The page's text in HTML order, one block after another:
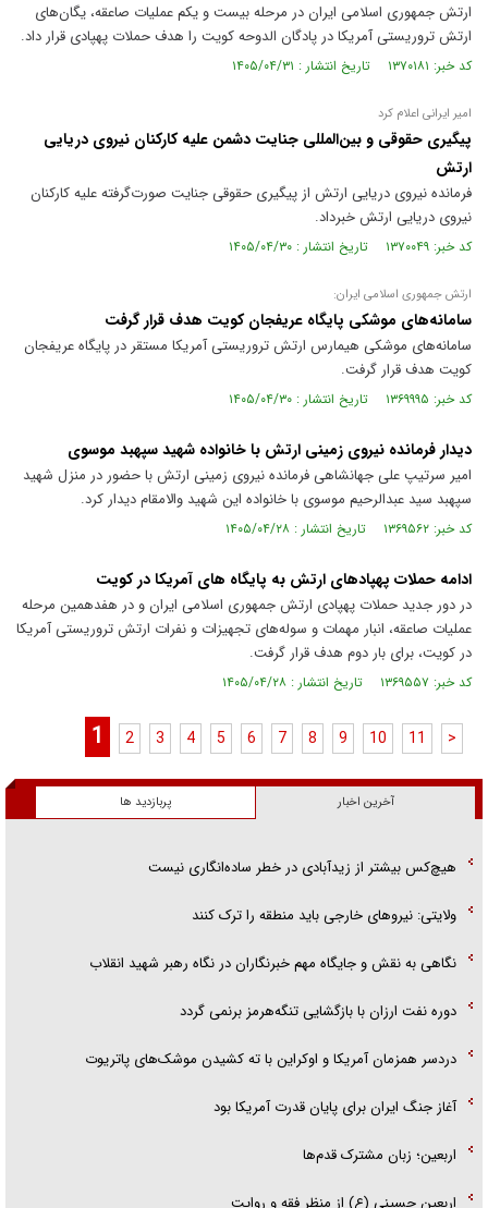
ارتش جمهوری اسلامی ایران در مرحله بیست و یکم عملیات صاعقه، یگان‌های
ارتش تروریستی آمریکا در پادگان الدوحه کویت را هدف حملات پهپادی قرار داد.
کد خبر: ۱۳۷۰۱۸۱ تاریخ انتشار : ۱۴۰۵/۰۴/۳۱
امیر ایرانی اعلام کرد
پیگیری حقوقی و بین‌المللی جنایت دشمن علیه کارکنان نیروی دریایی
ارتش
فرمانده نیروی دریایی ارتش از پیگیری حقوقی جنایت صورت‌گرفته علیه کارکنان
نیروی دریایی ارتش خبرداد.
کد خبر: ۱۳۷۰۰۴۹ تاریخ انتشار : ۱۴۰۵/۰۴/۳۰
ارتش جمهوری اسلامی ایران:
سامانه‌های موشکی پایگاه عریفجان کویت هدف قرار گرفت
سامانه‌های موشکی هیمارس ارتش تروریستی آمریکا مستقر در پایگاه عریفجان
کویت هدف قرار گرفت.
کد خبر: ۱۳۶۹۹۹۵ تاریخ انتشار : ۱۴۰۵/۰۴/۳۰
دیدار فرمانده نیروی زمینی ارتش با خانواده شهید سپهبد موسوی
امیر سرتیپ علی جهانشاهی فرمانده نیروی زمینی ارتش با حضور در منزل شهید
سپهبد سید عبدالرحیم موسوی با خانواده این شهید والامقام دیدار کرد.
کد خبر: ۱۳۶۹۵۶۲ تاریخ انتشار : ۱۴۰۵/۰۴/۲۸
ادامه حملات پهپادهای ارتش به پایگاه های آمریکا در کویت
در دور جدید حملات پهپادی ارتش جمهوری اسلامی ایران و در هفدهمین مرحله
عملیات صاعقه، انبار مهمات و سوله‌های تجهیزات و نفرات ارتش تروریستی آمریکا
در کویت، برای بار دوم هدف قرار گرفت.
کد خبر: ۱۳۶۹۵۵۷ تاریخ انتشار : ۱۴۰۵/۰۴/۲۸
1 2 3 4 5 6 7 8 9 10 11 >
آخرین اخبار پربازدید ها
هیچ‌کس بیشتر از زیدآبادی در خطر ساده‌انگاری نیست
ولایتی: نیرو‌های خارجی باید منطقه را ترک کنند
نگاهی به نقش و جایگاه مهم خبرنگاران در نگاه رهبر شهید انقلاب
دوره نفت ارزان با بازگشایی تنگه‌هرمز برنمی گردد
دردسر همزمان آمریکا و اوکراین با ته کشیدن موشک‌های پاتریوت
آغاز جنگ ایران برای پایان قدرت آمریکا بود
اربعین؛ زبان مشترک قدم‌ها
اربعین حسینی (ع) از منظر فقه و روایت